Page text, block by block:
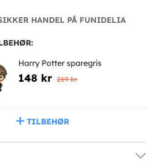
HANDEL PÅ FUNIDELIA
Harry Potter sparegris
148 kr 269 kr
TILBEHØR